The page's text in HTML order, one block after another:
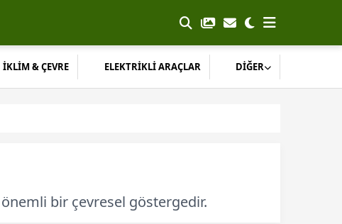
İKLİM & ÇEVRE ELEKTRİKLİ ARAÇLAR DİĞER
bir çevresel göstergedir.